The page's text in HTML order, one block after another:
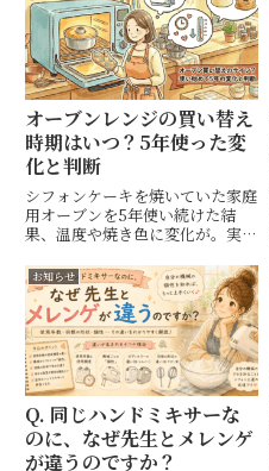
オーブンレンジの買い替え
時期はいつ？5年使った変
化と判断
シフォンケーキを焼いていた家庭
用オーブンを5年使い続けた結
果、温度や焼き色に変化が。実際
決めた理由、新しいビストロ導入
時のリアルな体験をまとめまし
た。
お知らせ
Q. 同じハンドミキサーな
のに、なぜ先生とメレンゲ
が違うのですか？